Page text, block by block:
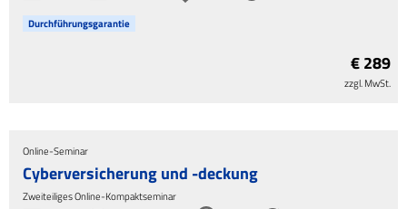
Durchführungsgarantie
€ 289
zzgl. MwSt.
Online-Seminar
Cyberversicherung und -deckung
Zweiteiliges Online-Kompaktseminar